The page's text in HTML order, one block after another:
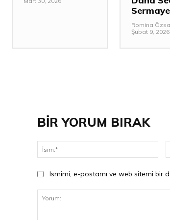
Sermaye
Romina
Şubat 9, 2026
BİR YORUM BIRAK
Ismimi, e-postamı ve web sitemi bir